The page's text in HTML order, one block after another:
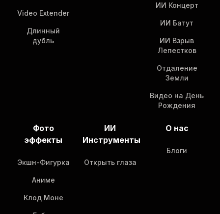
Video Extender
Длинный
дубль
ИИ Концерт
ИИ Батут
ИИ Взрыв
Лепестков
Отдаление
Земли
Видео на День
Рождения
Фото
эффекты
Экшн-Фигурка
Аниме
Клод Моне
ИИ
Инструменты
Открыть глаза
О нас
Блоги